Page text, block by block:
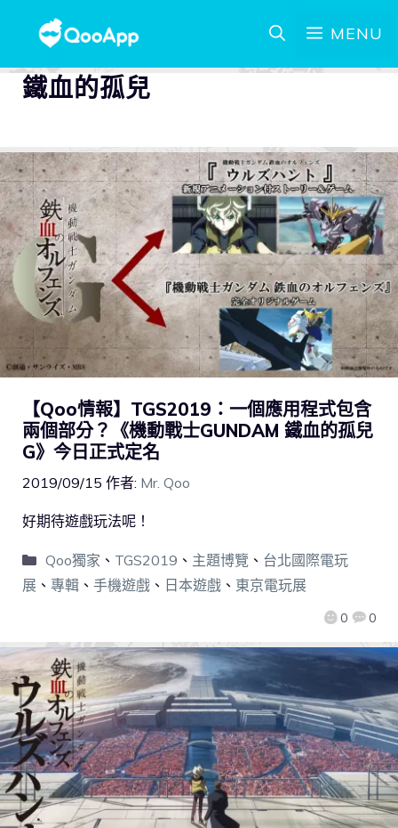
MENU
鐵血的孤兒
【Qoo情報】TGS2019：一個應用程式包含
兩個部分？《機動戰士GUNDAM 鐵血的孤兒
G》今日正式定名
2019/09/15 作者: Mr. Qoo
0 0
好期待遊戲玩法呢！
Qoo獨家 、 TGS2019 、 主題博覽 、 台北國際電玩
展 、 專輯 、 手機遊戲 、 日本遊戲 、 東京電玩展